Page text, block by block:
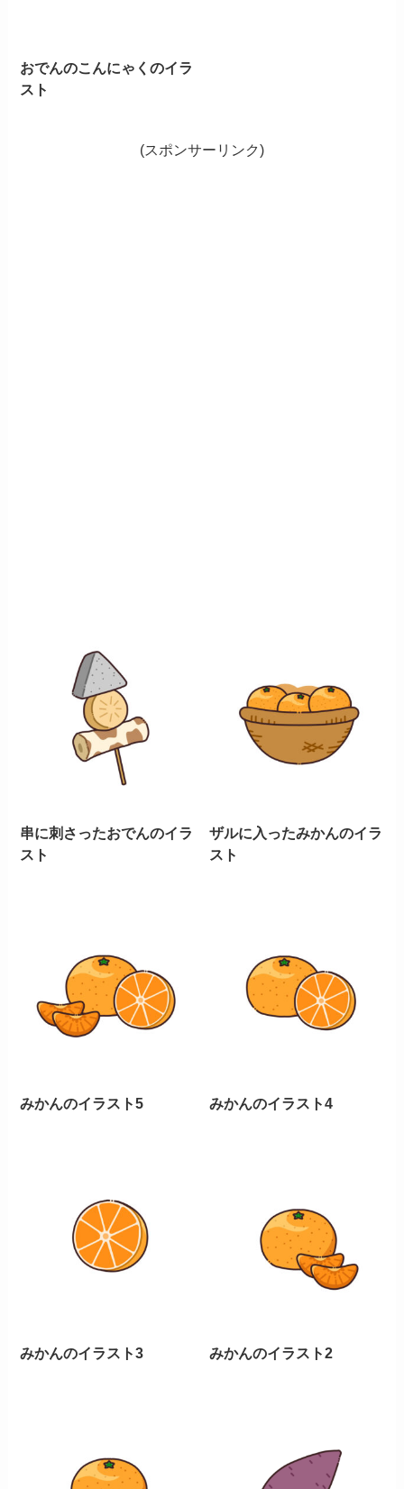
おでんのこんにゃくのイラ
スト
(スポンサーリンク)
串に刺さったおでんのイラ
スト
ザルに入ったみかんのイラ
スト
みかんのイラスト5 みかんのイラスト4
みかんのイラスト3 みかんのイラスト2